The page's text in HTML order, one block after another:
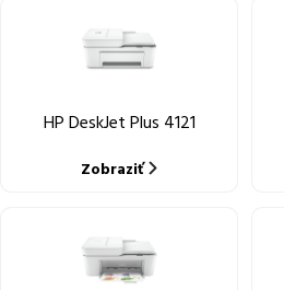
HP DeskJet Plus 4121
Zobraziť